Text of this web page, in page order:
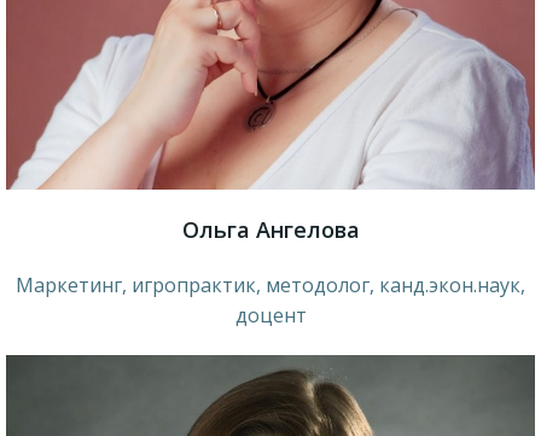
Ольга Ангелова
Маркетинг, игропрактик, методолог, канд.экон.наук,
доцент